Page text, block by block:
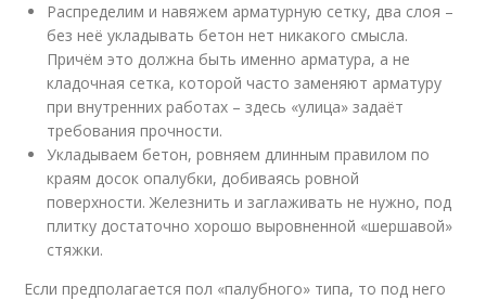
Распределим и навяжем арматурную сетку, два слоя –
без неё укладывать бетон нет никакого смысла.
Причём это должна быть именно арматура, а не
кладочная сетка, которой часто заменяют арматуру
при внутренних работах – здесь «улица» задаёт
требования прочности.
Укладываем бетон, ровняем длинным правилом по
краям досок опалубки, добиваясь ровной
поверхности. Железнить и заглаживать не нужно, под
плитку достаточно хорошо выровненной «шершавой»
стяжки.
Если предполагается пол «палубного» типа, то под него